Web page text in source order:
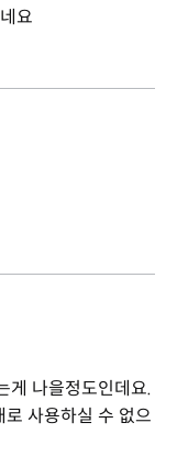
요
게 나을정도인데요.
사용하실 수 없으